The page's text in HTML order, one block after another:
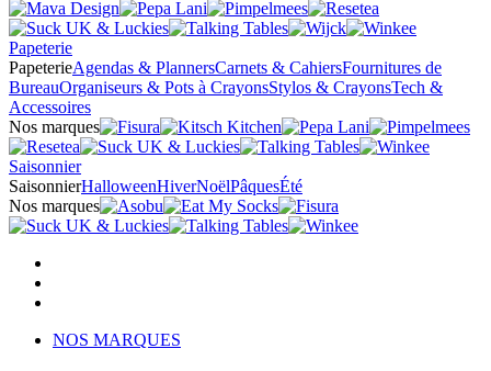
Papeterie
PapeterieAgendas & PlannersCarnets & CahiersFournitures de
BureauOrganiseurs & Pots à CrayonsStylos & CrayonsTech &
Accessoires
Nos marques
Saisonnier
SaisonnierHalloweenHiverNoëlPâquesÉté
Nos marques
NOS MARQUES